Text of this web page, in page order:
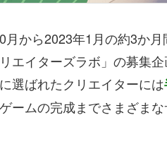
から2023年1月の約3か月
エイターズラボ」の募集
選ばれたクリエイターには
ームの完成までさまざまな